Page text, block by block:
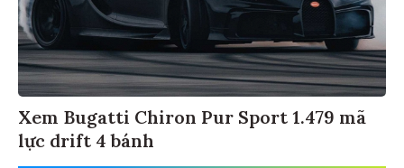
Xem Bugatti Chiron Pur Sport 1.479 mã
lực drift 4 bánh